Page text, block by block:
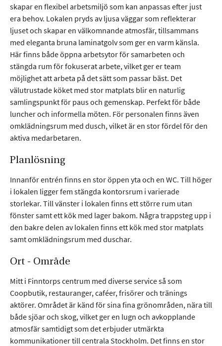
skapar en flexibel arbetsmiljö som kan anpassas efter just
era behov. Lokalen pryds av ljusa väggar som reflekterar
ljuset och skapar en välkomnande atmosfär, tillsammans
med eleganta bruna laminatgolv som ger en varm känsla.
Här finns både öppna arbetsytor för samarbeten och
stängda rum för fokuserat arbete, vilket ger er team
möjlighet att arbeta på det sätt som passar bäst. Det
välutrustade köket med stor matplats blir en naturlig
samlingspunkt för paus och gemenskap. Perfekt för både
luncher och informella möten. För personalen finns även
omklädningsrum med dusch, vilket är en stor fördel för den
aktiva medarbetaren.
Planlösning
Innanför entrén finns en stor öppen yta och en WC. Till höger
i lokalen ligger fem stängda kontorsrum i varierade
storlekar. Till vänster i lokalen finns ett större rum utan
fönster samt ett kök med lager bakom. Några trappsteg upp i
den bakre delen av lokalen finns ett kök med stor matplats
samt omklädningsrum med duschar.
Ort - Område
Mitt i Finntorps centrum med diverse service så som
Coopbutik, restauranger, caféer, frisörer och tränings
aktörer. Området är känd för sina fina grönområden, nära till
både sjöar och skog, vilket ger en lugn och avkopplande
atmosfär samtidigt som det erbjuder utmärkta
kommunikationer till centrala Stockholm. Det finns en stor
webbplatsägare
att förstå hur
besökare
interagerar med
webbplatser
genom att
samla och
rapportera in
information
anonymt.
Google
Analytics,
Google Tag
För att vår
hemsida ska
bra som
möjligt under
ditt besök.
Om du nekar
funktionalitet
från
hemsidan.
Google
Maps,
Matterhorn.